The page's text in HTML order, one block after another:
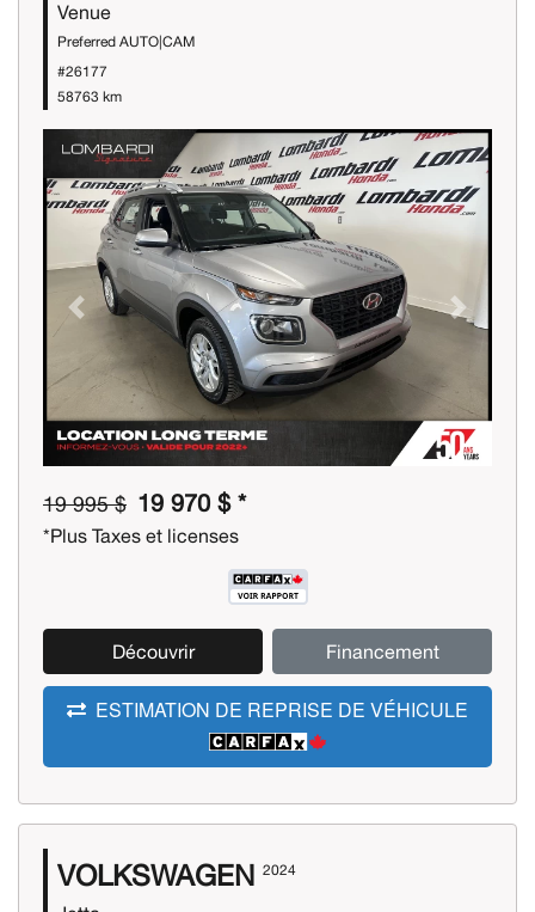
Venue
Preferred AUTO|CAM
#26177
58763 km
Previous Next
19 995 $ 19 970 $ *
*Plus Taxes et licenses
Découvrir Financement
ESTIMATION DE REPRISE DE VÉHICULE
VOLKSWAGEN 2024